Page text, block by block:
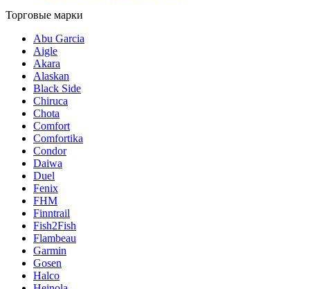
Торговые марки
Abu Garcia
Aigle
Akara
Alaskan
Black Side
Chiruca
Chota
Comfort
Comfortika
Condor
Daiwa
Duel
Fenix
FHM
Finntrail
Fish2Fish
Flambeau
Garmin
Gosen
Halco